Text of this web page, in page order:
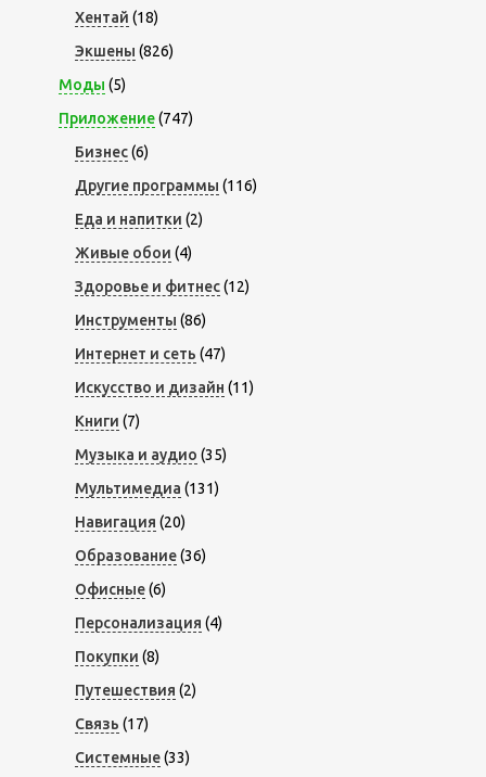
Хентай (18)
Экшены (826)
Моды (5)
Приложение(747)
Бизнес(6)
Другие программы (116)
Еда и напитки (2)
Живые обои (4)
Здоровье и фитнес(12)
Инструменты (86)
Интернет и сеть (47)
Искусство и дизайн (11)
Книги (7)
Музыка и аудио (35)
Мультимедиа (131)
Навигация (20)
Образование(36)
Офисные(6)
Персонализация (4)
Покупки (8)
Путешествия (2)
Связь (17)
Системные(33)